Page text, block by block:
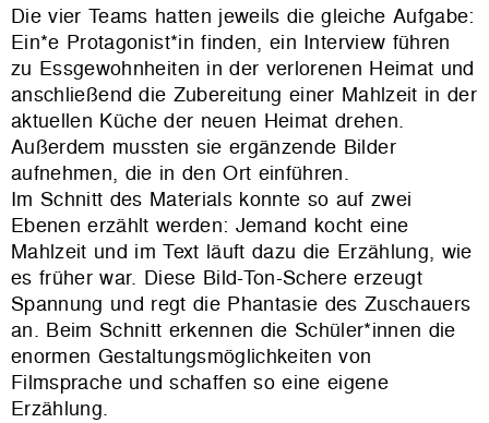
Die vier Teams hatten jeweils die gleiche Aufgabe:
Ein*e Protagonist*in finden, ein Interview führen
zu Essgewohnheiten in der verlorenen Heimat und
anschließend die Zubereitung einer Mahlzeit in der
aktuellen Küche der neuen Heimat drehen.
Außerdem mussten sie ergänzende Bilder
aufnehmen, die in den Ort einführen.
Im Schnitt des Materials konnte so auf zwei
Ebenen erzählt werden: Jemand kocht eine
Mahlzeit und im Text läuft dazu die Erzählung, wie
es früher war. Diese Bild-Ton-Schere erzeugt
Spannung und regt die Phantasie des Zuschauers
an. Beim Schnitt erkennen die Schüler*innen die
enormen Gestaltungsmöglichkeiten von
Filmsprache und schaffen so eine eigene
Erzählung.